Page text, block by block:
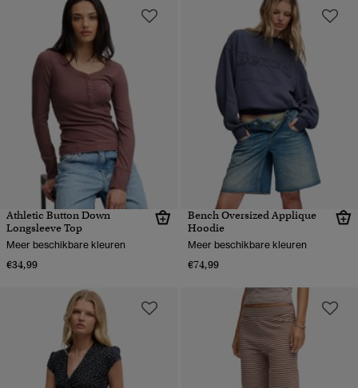
Athletic Button Down
Longsleeve Top
Meer beschikbare kleuren
€34,99
Bench Oversized Applique
Hoodie
Meer beschikbare kleuren
€74,99